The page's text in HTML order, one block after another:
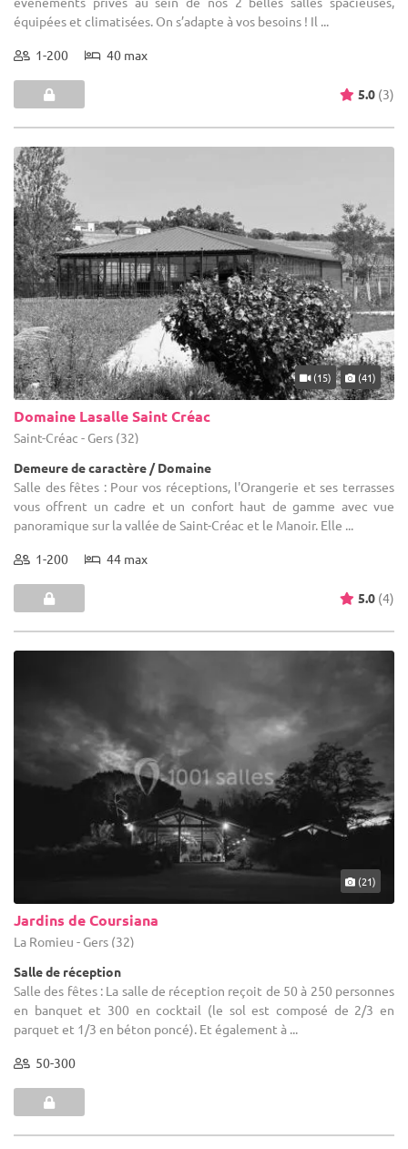
équipées et climatisées. On s’adapte à vos besoins ! Il ...
1-200 40 max
5.0 (3)
(15) (41)
Domaine Lasalle Saint Créac
Saint-Créac - Gers (32)
Demeure de caractère / Domaine
Salle des fêtes : Pour vos réceptions, l'Orangerie et ses terrasses
vous offrent un cadre et un confort haut de gamme avec vue
panoramique sur la vallée de Saint-Créac et le Manoir. Elle ...
1-200 44 max
5.0 (4)
(21)
Jardins de Coursiana
La Romieu - Gers (32)
Salle de réception
Salle des fêtes : La salle de réception reçoit de 50 à 250 personnes
en banquet et 300 en cocktail (le sol est composé de 2/3 en
parquet et 1/3 en béton poncé). Et également à ...
50-300